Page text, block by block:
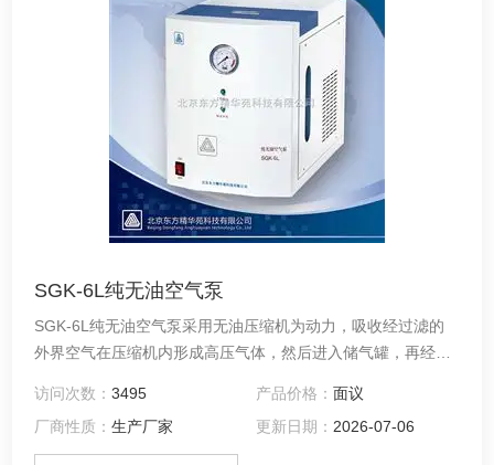
SGK-6L纯无油空气泵
SGK-6L纯无油空气泵采用无油压缩机为动力，吸收经过滤的
外界空气在压缩机内形成高压气体，然后进入储气罐，再经过
色谱用的气源。
访问次数：3495 产品价格： 面议
厂商性质：生产厂家 更新日期： 2026-07-06